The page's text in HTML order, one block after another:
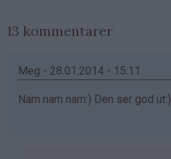
13 kommentarer
Meg - 28.01.2014 - 15:11
Nam nam nam:) Den ser god ut:)